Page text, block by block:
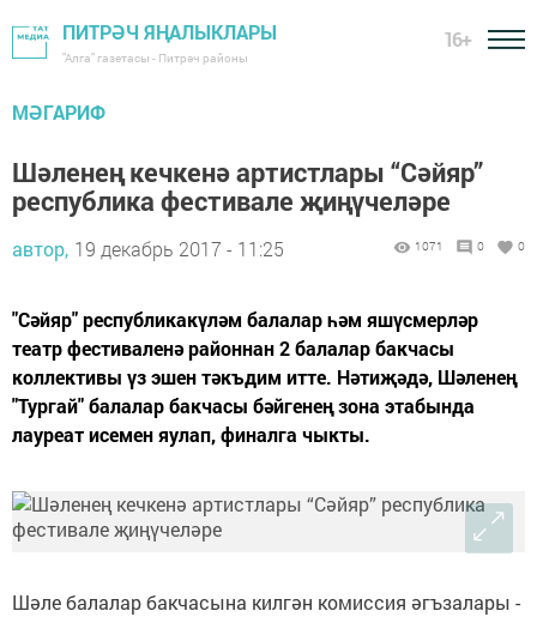
ПИТРӘЧ ЯҢАЛЫКЛАРЫ
"Алга" газетасы - Питрәч районы
16+
МӘГАРИФ
Шәленең кечкенә артистлары “Сәйяр”
республика фестивале җиңүчеләре
автор, 19 декабрь 2017 - 11:25 1071 0 0
"Сәйяр" республикакүләм балалар һәм яшүсмерләр
театр фестиваленә районнан 2 балалар бакчасы
коллективы үз эшен тәкъдим итте. Нәтиҗәдә, Шәленең
"Тургай" балалар бакчасы бәйгенең зона этабында
лауреат исемен яулап, финалга чыкты.
Шәле балалар бакчасына килгән комиссия әгъзалары -